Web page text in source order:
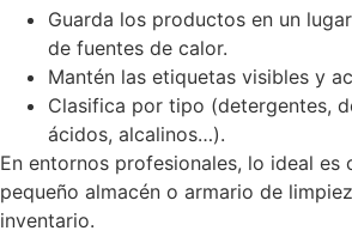
Guarda los productos en un
de fuentes de calor.
Mantén las etiquetas visibles y
Clasifica por tipo (detergentes,
ácidos, alcalinos…).
En entornos profesionales, lo ideal es
pequeño almacén o armario de
inventario.